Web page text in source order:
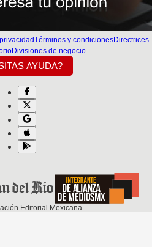
Términos y condicionesDirectrices
Divisiones de negocio
AYUDA?
Editorial Mexicana